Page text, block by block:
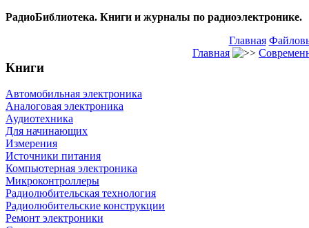
РадиоБиблиотека. Книги и журналы по радиоэлектронике.
Главная
Книги
Автомобильная электроника
Аналоговая электроника
Аудиотехника
Для начинающих
Измерения
Источники питания
Компьютерная электроника
Микроконтроллеры
Радиолюбительская технология
Радиолюбительские конструкции
Ремонт электроники
Главная